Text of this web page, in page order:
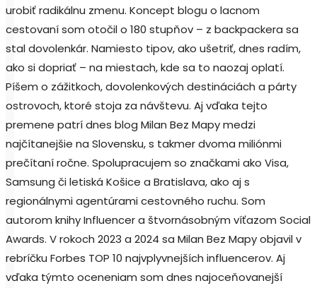
urobiť radikálnu zmenu. Koncept blogu o lacnom
cestovaní som otočil o 180 stupňov – z backpackera sa
stal dovolenkár. Namiesto tipov, ako ušetriť, dnes radím,
ako si dopriať – na miestach, kde sa to naozaj oplatí.
Píšem o zážitkoch, dovolenkových destináciách a párty
ostrovoch, ktoré stoja za návštevu. Aj vďaka tejto
premene patrí dnes blog Milan Bez Mapy medzi
najčítanejšie na Slovensku, s takmer dvoma miliónmi
prečítaní ročne. Spolupracujem so značkami ako Visa,
Samsung či letiská Košice a Bratislava, ako aj s
regionálnymi agentúrami cestovného ruchu. Som
autorom knihy Influencer a štvornásobným víťazom Social
Awards. V rokoch 2023 a 2024 sa Milan Bez Mapy objavil v
rebríčku Forbes TOP 10 najvplyvnejších influencerov. Aj
vďaka týmto oceneniam som dnes najoceňovanejší